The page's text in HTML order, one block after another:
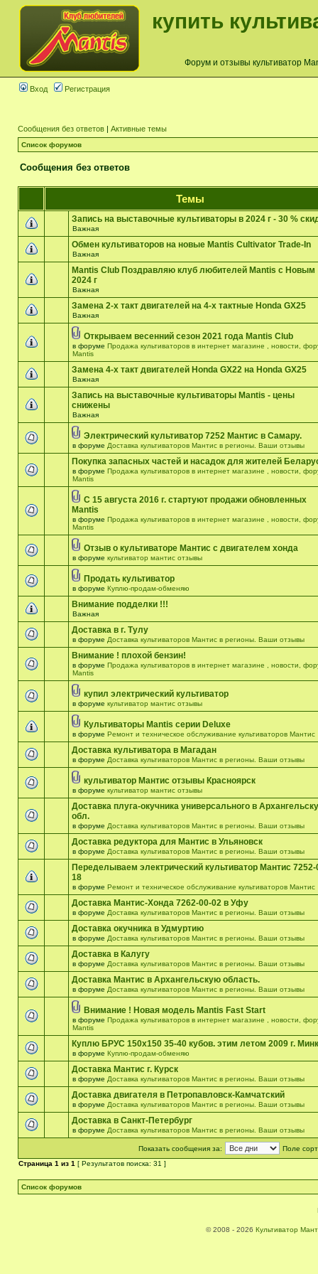
купить
Форум и отзывы культиватор
Вход Регистрация
Сообщения без ответов | Активные темы
Список форумов
Сообщения без ответов
Темы
Запись на выставочные культиваторы в 2024 г - 30 %
Важная
Обмен культиваторов на новые Mantis Cultivator Trade-In
Важная
Mantis Club Поздравляю клуб любителей Mantis с Новым
2024 г
Важная
Замена 2-х такт двигателей на 4-х тактные Honda GX25
Важная
Открываем весенний сезон 2021 года Mantis Club
в форуме Продажа культиваторов в интернет магазине , новости,
Mantis
Замена 4-х такт двигателей Honda GX22 на Honda GX25
Важная
Запись на выставочные культиваторы Mantis - цены
снижены
Важная
Электрический культиватор 7252 Мантис в Самару.
в форуме Доставка культиваторов Мантис в регионы. Ваши отзывы
Покупка запасных частей и насадок для жителей
в форуме Продажа культиваторов в интернет магазине , новости,
Mantis
С 15 августа 2016 г. стартуют продажи обновленных
Mantis
в форуме Продажа культиваторов в интернет магазине , новости,
Mantis
Отзыв о культиваторе Мантис с двигателем хонда
в форуме культиватор мантис отзывы
Продать культиватор
в форуме Куплю-продам-обменяю
Внимание подделки !!!
Важная
Доставка в г. Тулу
в форуме Доставка культиваторов Мантис в регионы. Ваши отзывы
Внимание ! плохой бензин!
в форуме Продажа культиваторов в интернет магазине , новости,
Mantis
купил электрический культиватор
в форуме культиватор мантис отзывы
Культиваторы Mantis серии Deluxe
в форуме Ремонт и техническое обслуживание культиваторов Мантис
Доставка культиватора в Магадан
в форуме Доставка культиваторов Мантис в регионы. Ваши отзывы
культиватор Мантис отзывы Красноярск
в форуме культиватор мантис отзывы
Доставка плуга-окучника универсального в
обл.
в форуме Доставка культиваторов Мантис в регионы. Ваши отзывы
Доставка редуктора для Мантис в Ульяновск
в форуме Доставка культиваторов Мантис в регионы. Ваши отзывы
Переделываем электрический культиватор Мантис 7252-
18
в форуме Ремонт и техническое обслуживание культиваторов Мантис
Доставка Мантис-Хонда 7262-00-02 в Уфу
в форуме Доставка культиваторов Мантис в регионы. Ваши отзывы
Доставка окучника в Удмуртию
в форуме Доставка культиваторов Мантис в регионы. Ваши отзывы
Доставка в Калугу
в форуме Доставка культиваторов Мантис в регионы. Ваши отзывы
Доставка Мантис в Архангельскую область.
в форуме Доставка культиваторов Мантис в регионы. Ваши отзывы
Внимание ! Новая модель Mantis Fast Start
в форуме Продажа культиваторов в интернет магазине , новости,
Mantis
Куплю БРУС 150х150 35-40 кубов. этим летом 2009 г.
в форуме Куплю-продам-обменяю
Доставка Мантис г. Курск
в форуме Доставка культиваторов Мантис в регионы. Ваши отзывы
Доставка двигателя в Петропавловск-Камчатский
в форуме Доставка культиваторов Мантис в регионы. Ваши отзывы
Доставка в Санкт-Петербург
в форуме Доставка культиваторов Мантис в регионы. Ваши отзывы
Показать сообщения за:
Поле
Страница 1 из 1 [ Результатов поиска: 31 ]
Список форумов
© 2008 - 2026 Культиватор